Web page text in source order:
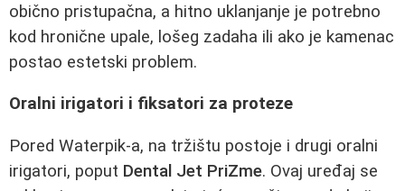
obično pristupačna, a hitno uklanjanje je potrebno
kod hronične upale, lošeg zadaha ili ako je kamenac
postao estetski problem.
Oralni irigatori i fiksatori za proteze
Pored Waterpik-a, na tržištu postoje i drugi oralni
irigatori, poput Dental Jet PriZme. Ovaj uređaj se